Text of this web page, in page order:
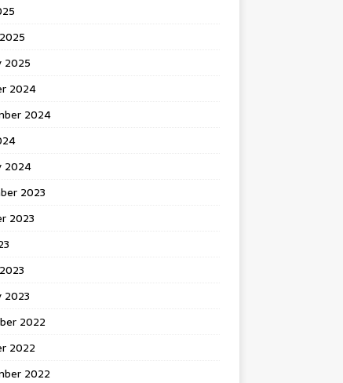
2025
2024
2024
2024
2023
2023
2023
2022
2022
2022